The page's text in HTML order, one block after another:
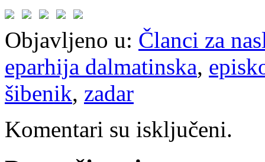
Objavljeno u: Članci za
eparhija dalmatinska,
šibenik, zadar
Komentari su isključeni.